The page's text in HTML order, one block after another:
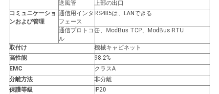
送風管
上部の出口
コミュニケーショ
ンおよび管理
通信用インタ
フェース
RS485は、LANできる
通信プロトコ
ル
缶、ModBus TCP、ModBus RTU
取付け
機械キャビネット
高性能
98.2%
EMC
クラスA
分離方法
非分離
保護等級
IP20